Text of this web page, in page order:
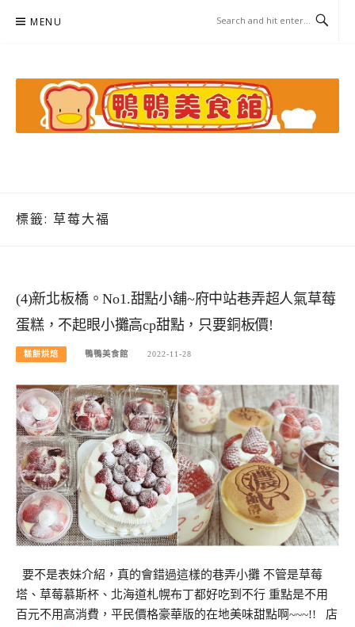
MENU
標籤: 草莓大福
(4)新北板橋。No1.甜點小舖~府中站巷弄超人氣草莓
蛋糕，不起眼小攤高cp甜點，只要銅板價!
糕餅烘焙 鴨鴨美食館 2022-11-28
要不是表妹介紹，真的會錯過這樣的巷弄小攤 不管是草莓
塔、草莓慕斯杯、北海道札幌布丁都好吃到不行 重點是不用
百元不用高消費，平民價格豪華版的在地美味甜點啊~~~!! 店